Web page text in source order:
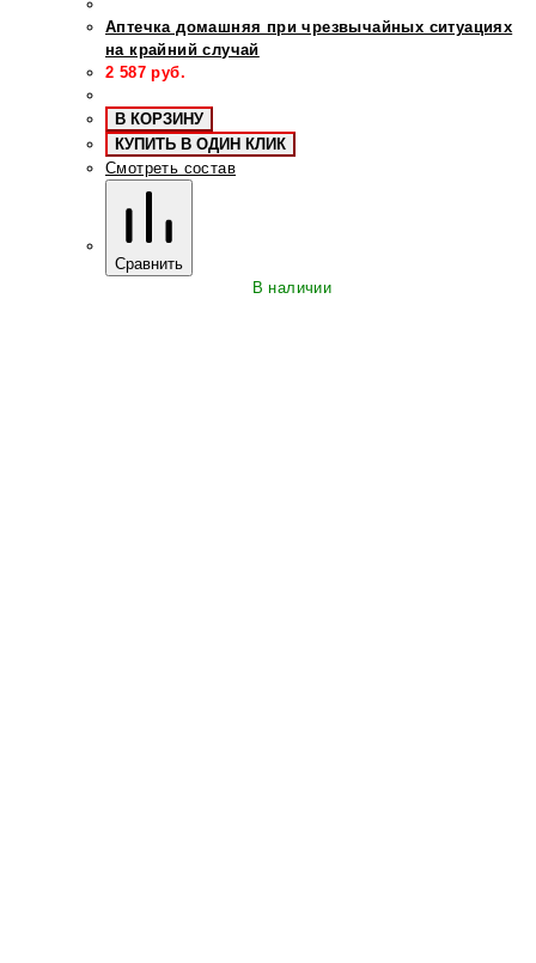
Аптечка домашняя при чрезвычайных ситуациях
на крайний случай
2 587 руб.
В КОРЗИНУ
КУПИТЬ В ОДИН КЛИК
Смотреть состав
Сравнить
В наличии